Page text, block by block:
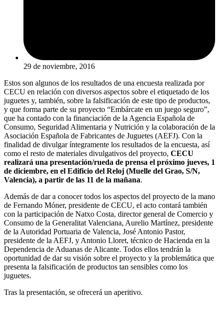
29 de noviembre, 2016
Estos son algunos de los resultados de una encuesta realizada por
CECU en relación con diversos aspectos sobre el etiquetado de los
juguetes y, también, sobre la falsificación de este tipo de productos,
y que forma parte de su proyecto “Embárcate en un juego seguro”,
que ha contado con la financiación de la Agencia Española de
Consumo, Seguridad Alimentaria y Nutrición y la colaboración de la
Asociación Española de Fabricantes de Juguetes (AEFJ). Con la
finalidad de divulgar íntegramente los resultados de la encuesta, así
como el resto de materiales divulgativos del proyecto, CECU
realizará una presentación/rueda de prensa el próximo jueves, 1
de diciembre, en el Edificio del Reloj (Muelle del Grao, S/N,
Valencia), a partir de las 11 de la mañana.
Además de dar a conocer todos los aspectos del proyecto de la mano
de Fernando Móner, presidente de CECU, el acto contará también
con la participación de Natxo Costa, director general de Comercio y
Consumo de la Generalitat Valenciana, Aurelio Martínez, presidente
de la Autoridad Portuaria de Valencia, José Antonio Pastor,
presidente de la AEFJ, y Antonio Lloret, técnico de Hacienda en la
Dependencia de Aduanas de Alicante. Todos ellos tendrán la
oportunidad de dar su visión sobre el proyecto y la problemática que
presenta la falsificación de productos tan sensibles como los
juguetes.
Tras la presentación, se ofrecerá un aperitivo.